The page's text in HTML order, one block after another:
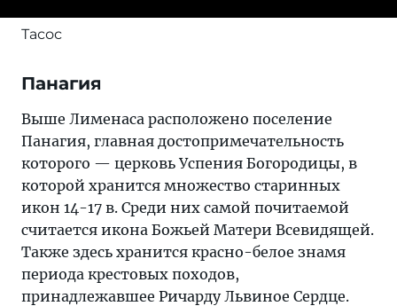
Тасос
Панагия
Выше Лименаса расположено поселение
Панагия, главная достопримечательность
которого — церковь Успения Богородицы, в
которой хранится множество старинных
икон 14-17 в. Среди них самой почитаемой
считается икона Божьей Матери Всевидящей.
Также здесь хранится красно-белое знамя
периода крестовых походов,
принадлежавшее Ричарду Львиное Сердце.